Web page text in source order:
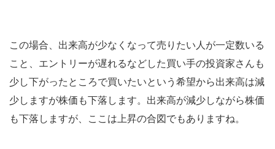
この場合、出来高が少なくなって売りたい人が一定数いる
こと、エントリーが遅れるなどした買い手の投資家さんも
少し下がったところで買いたいという希望から出来高は減
少しますが株価も下落します。出来高が減少しながら株価
も下落しますが、ここは上昇の合図でもありますね。